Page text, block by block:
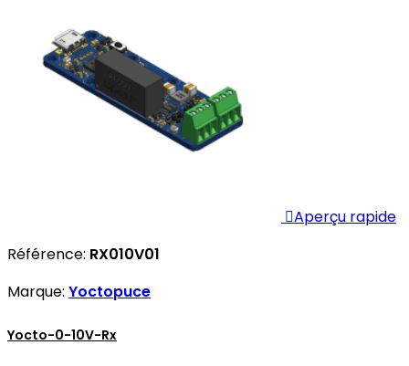
Aperçu rapide
Référence: RX010V01
Marque: Yoctopuce
Yocto-0-10V-Rx